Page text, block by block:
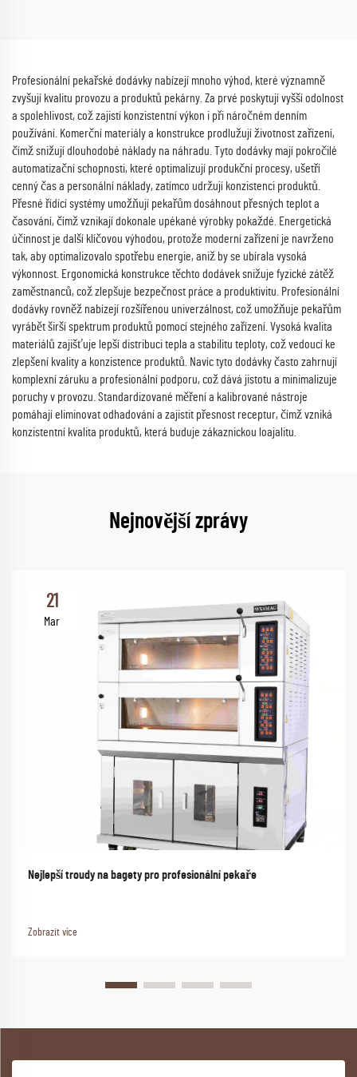
Profesionální pekařské dodávky nabízejí mnoho výhod, které významně
zvyšují kvalitu provozu a produktů pekárny. Za prvé poskytují vyšší odolnost
a spolehlivost, což zajistí konzistentní výkon i při náročném denním
používání. Komerční materiály a konstrukce prodlužují životnost zařízení,
čímž snižují dlouhodobé náklady na náhradu. Tyto dodávky mají pokročilé
automatizační schopnosti, které optimalizují produkční procesy, ušetří
cenný čas a personální náklady, zatímco udržují konzistenci produktů.
Přesné řídící systémy umožňují pekařům dosáhnout přesných teplot a
časování, čímž vznikají dokonale upékané výrobky pokaždé. Energetická
účinnost je další klíčovou výhodou, protože moderní zařízení je navrženo
tak, aby optimalizovalo spotřebu energie, aniž by se ubírala vysoká
výkonnost. Ergonomická konstrukce těchto dodávek snižuje fyzické zátěž
zaměstnanců, což zlepšuje bezpečnost práce a produktivitu. Profesionální
dodávky rovněž nabízejí rozšířenou univerzálnost, což umožňuje pekařům
vyrábět širší spektrum produktů pomocí stejného zařízení. Vysoká kvalita
materiálů zajišťuje lepší distribuci tepla a stabilitu teploty, což vedoucí ke
zlepšení kvality a konzistence produktů. Navíc tyto dodávky často zahrnují
komplexní záruku a profesionální podporu, což dává jistotu a minimalizuje
poruchy v provozu. Standardizované měření a kalibrované nástroje
pomáhají eliminovat odhadování a zajistit přesnost receptur, čímž vzniká
konzistentní kvalita produktů, která buduje zákaznickou loajalitu.
Nejnovější zprávy
21
Mar
Nejlepší troudy na bagety pro profesionální pekaře
Zobrazit více